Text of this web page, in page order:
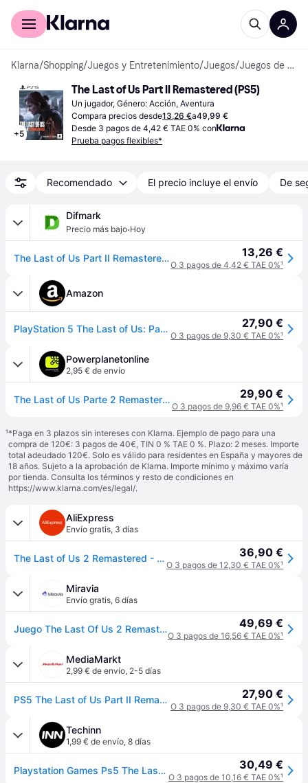
Comprar con Klarna
Klarna/Shopping/Juegos y Entretenimiento/Juegos/ Juegos de PlayStation 5
+5
The Last of Us Part II Remastered (PS5)
Un jugador, Género: Acción, Aventura
Compara precios desde13,26 €a49,99 €
Desde 3 pagos de 4,42 € TAE 0% con
Prueba pagos flexibles*
Recomendado El precio incluye el envío De
Difmark
Precio más bajo·Hoy
The Last of Us Part II Remastered (PS5) 13,26 €
O 3 pagos de 4,42 € TAE 0%¹
Amazon
PlayStation 5 The Last of Us: Parte II Remastered 27,90 €
O 3 pagos de 9,30 € TAE 0%¹
Powerplanetonline
2,95 € de envío
The Last of Us Parte 2 Remastered - Videojuego para PS5 29,90 €
O 3 pagos de 9,96 € TAE 0%¹
¹*Paga en 3 plazos sin intereses con Klarna. Ejemplo de pago para una
compra de 120€: 3 pagos de 40€, TIN 0 % TAE 0 %. Plazo: 2 meses. Importe
total adeudado 120€. Solo es válido para residentes en España y mayores de
18 años. Sujeto a la aprobación de Klarna. Importe mínimo y máximo varía
por tienda. Consulta los términos y resto de condiciones en
https://www.klarna.com/es/legal/.
AliExpress
Envío gratis, 3 días
The Last of Us 2 Remastered - PS5 - Nuevo precintado - PAL España 36,90 €
O 3 pagos de 12,30 € TAE 0%¹
Miravia
Envío gratis, 6 días
Juego The Last Of Us 2 Remasterizado Para Playstation 5 | PS5 PAL EU - Nuevo Original Precintado 49,69 €
O 3 pagos de 16,56 € TAE 0%¹
MediaMarkt
2,99 € de envío, 2-5 días
PS5 The Last of Us Part II Remastered 27,90 €
O 3 pagos de 9,30 € TAE 0%¹
Techinn
1,99 € de envío, 8 días
Playstation Games Ps5 The Last Of Us Part 2 Remastered Transparente PAL 30,49 €
O 3 pagos de 10,16 € TAE 0%¹